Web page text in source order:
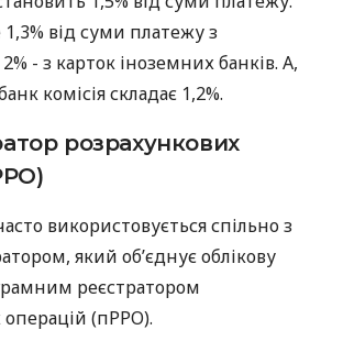
від суми платежу з
- з карток іноземних банків. А,
комісія складає 1,2%.
розрахункових
використовується спільно з
який об’єднує облікову
реєстратором
(пРРО).